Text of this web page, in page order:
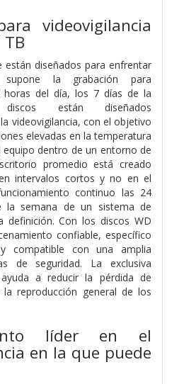
videovigilancia
están diseñados para enfrentar
la grabación para
horas del día, los 7 días de la
están diseñados
videovigilancia, con el objetivo
elevadas en la temperatura
equipo dentro de un entorno de
promedio está creado
intervalos cortos y no en el
continuo las 24
semana de un sistema de
definición. Con los discos WD
confiable, específico
compatible con una amplia
de seguridad. La exclusiva
a reducir la pérdida de
reproducción general de los
líder en el
en la que puede